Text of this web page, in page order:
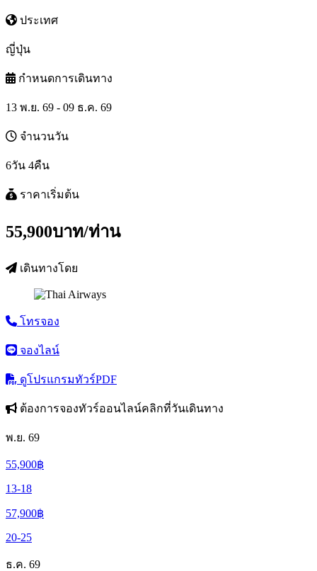
ประเทศ
ญี่ปุ่น
กำหนดการเดินทาง
13 พ.ย. 69 - 09 ธ.ค. 69
จำนวนวัน
6วัน 4คืน
ราคาเริ่มต้น
55,900บาท/ท่าน
เดินทางโดย
โทรจอง
จองไลน์
ดูโปรแกรมทัวร์PDF
ต้องการจองทัวร์ออนไลน์คลิกที่วันเดินทาง
พ.ย. 69
55,900฿
13-18
57,900฿
20-25
ธ.ค. 69